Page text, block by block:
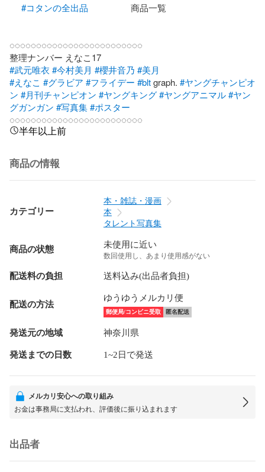
#コタンの全出品
                  商品一覧
◌◌◌◌◌◌◌◌◌◌◌◌◌◌◌◌◌◌◌◌◌◌◌◌◌
#武元唯衣 #今村美月 #櫻井音乃 #美月
#えなこ #グラビア #フライデー #blt graph. #ヤングチャンピオ
ン #月刊チャンピオン #ヤングキング#ヤングアニマル#ヤン
グガンガン #写真集#ポスター
◌◌◌◌◌◌◌◌◌◌◌◌◌◌◌◌◌◌◌◌◌◌◌◌◌
半年以上前
商品の情報
カテゴリー
本・雑誌・漫画
本
タレント写真集
商品の状態 未使用に近い
数回使用し、あまり使用感がない
配送料の負担 送料込み(出品者負担)
配送の方法
ゆうゆうメルカリ便
郵便局/コンビニ受取 匿名配送
発送元の地域 神奈川県
発送までの日数 1~2日で発送
メルカリ安心への取り組み
お金は事務局に支払われ、評価後に振り込まれます
出品者